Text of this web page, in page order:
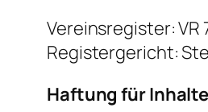
Vereinsregister: VR
Registergericht:
Haftung für Inhalte